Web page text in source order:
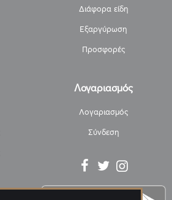
Διάφορα είδη
Εξαργύρωση
Προσφορές
Λογαριασμός
Λογαριασμός
Σύνδεση